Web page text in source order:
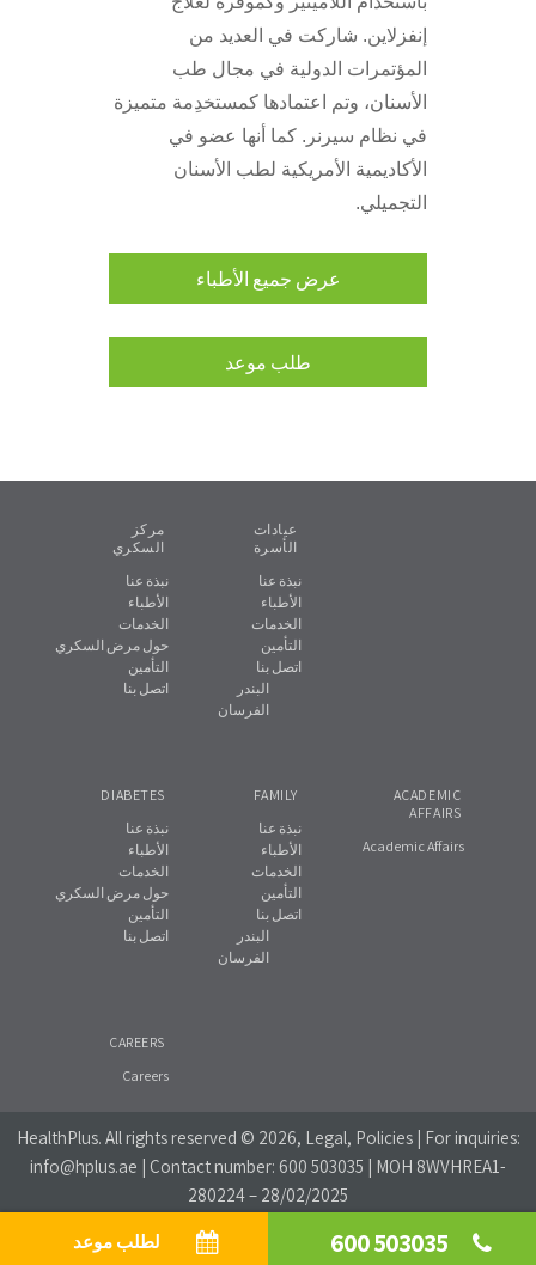
إنفزلاين. شاركت في العديد من
المؤتمرات الدولية في مجال طب
الأسنان، وتم اعتمادها كمستخدِمة متميزة
في نظام سيرنر. كما أنها عضو في
الأكاديمية الأمريكية لطب الأسنان
التجميلي.
عرض جميع الأطباء
طلب موعد
مركز
السكري
نبذة عنا
الأطباء
الخدمات
حول مرض السكري
التأمين
اتصل بنا
عيادات
الأسرة
نبذة عنا
الأطباء
الخدمات
التأمين
اتصل بنا
البندر
الفرسان
DIABETES
نبذة عنا
الأطباء
الخدمات
حول مرض السكري
التأمين
اتصل بنا
FAMILY
نبذة عنا
الأطباء
الخدمات
التأمين
اتصل بنا
البندر
الفرسان
ACADEMIC
AFFAIRS
Academic Affairs
CAREERS
Careers
HealthPlus. All rights reserved © 2026, Legal, Policies | For inquiries:
info@hplus.ae | Contact number: 600 503035 | MOH 8WVHREA1-
280224 – 28/02/2025
Website Privacy Policy Social Media Policy لطلب موعد 600 503035